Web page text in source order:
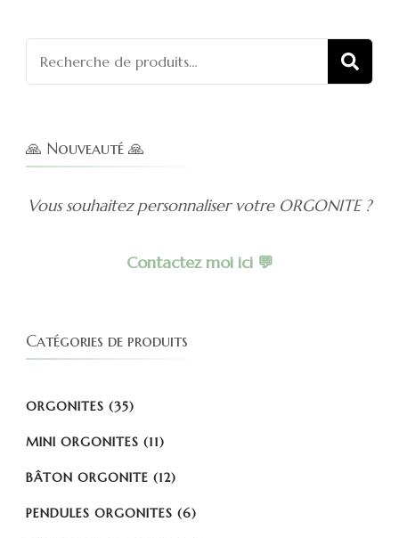
pour :
🙏 Nouveauté 🙏
Vous souhaitez personnaliser votre ORGONITE ?
Contactez moi ici 💬
Catégories de produits
ORGONITES (35)
MINI ORGONITES (11)
BÂTON ORGONITE (12)
PENDULES ORGONITES (6)